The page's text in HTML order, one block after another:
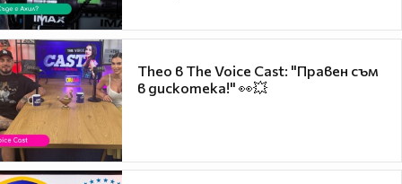
Theo в The Voice Cast: "Правен съм
в дискотека!" 👀💥